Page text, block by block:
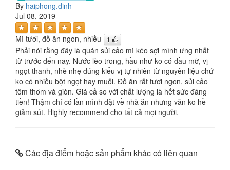
By haiphong.dinh
Jul 08, 2019
Mì tươi, đồ ăn ngon, nhiều 1
Phải nói rằng đây là quán sủi cảo mì kéo sợi mình ưng nhất
từ trước đến nay. Nước lèo trong, hầu như ko có dầu mỡ, vị
ngọt thanh, nhè nhẹ đúng kiểu vị tự nhiên từ nguyên liệu chứ
ko có nhiều bột ngọt hay muối. Đồ ăn rất tươi ngon, sủi cảo
tôm thơm và giòn. Giá cả so với chất lượng là hết sức đáng
tiền! Thậm chí có lần mình đặt về nhà ăn nhưng vẫn ko hề
giảm sút. Highly recommend cho tất cả mọi người.
Các địa điểm hoặc sản phẩm khác có liên quan